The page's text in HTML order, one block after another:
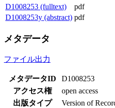
D1008253 (fulltext)
pdf
D1008253y (abstract) pdf
メタデータ
ファイル出力
メタデータID
D1008253
アクセス権
open access
出版タイプ
Version of